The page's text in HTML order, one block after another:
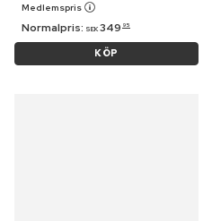
Medlemspris
Normalpris: SEK 349 95
KÖP